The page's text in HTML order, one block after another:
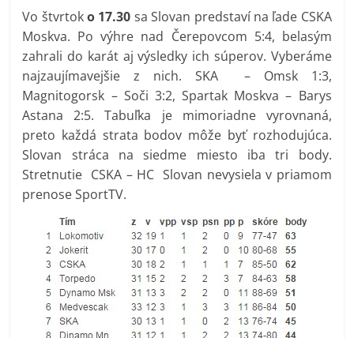
Vo štvrtoko 17.30 sa Slovan predstaví na ľade CSKA
Moskva. Po výhre nad Čerepovcom 5:4, belasým
zahrali do karát aj výsledky ich súperov. Vyberáme
najzaujímavejšie z nich. SKA – Omsk 1:3,
Magnitogorsk – Soči 3:2, Spartak Moskva – Barys
Astana 2:5. Tabuľka je mimoriadne vyrovnaná,
preto každá strata bodov môže byť rozhodujúca.
Slovan stráca na siedme miesto iba tri body.
Stretnutie CSKA – HC Slovan nevysiela v priamom
prenose SportTV.